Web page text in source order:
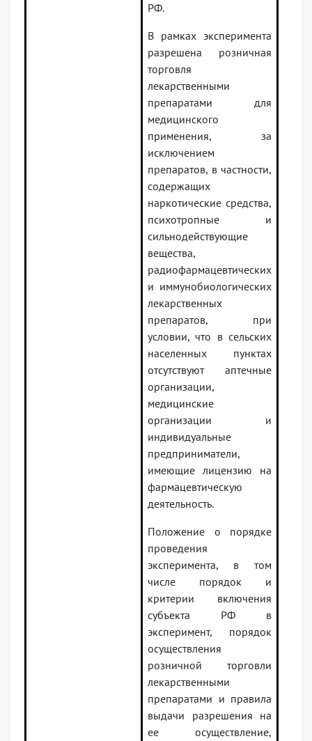
РФ.
В рамках эксперимента
разрешена розничная
торговля
лекарственными
препаратами для
медицинского
применения, за
исключением
препаратов, в частности,
содержащих
наркотические средства,
психотропные и
сильнодействующие
вещества,
радиофармацевтических
и иммунобиологических
лекарственных
препаратов, при
условии, что в сельских
населенных пунктах
отсутствуют аптечные
организации,
медицинские
организации и
индивидуальные
предприниматели,
имеющие лицензию на
фармацевтическую
деятельность.
Положение о порядке
проведения
эксперимента, в том
числе порядок и
критерии включения
субъекта РФ в
эксперимент, порядок
осуществления
розничной торговли
лекарственными
препаратами и правила
выдачи разрешения на
ее осуществление,